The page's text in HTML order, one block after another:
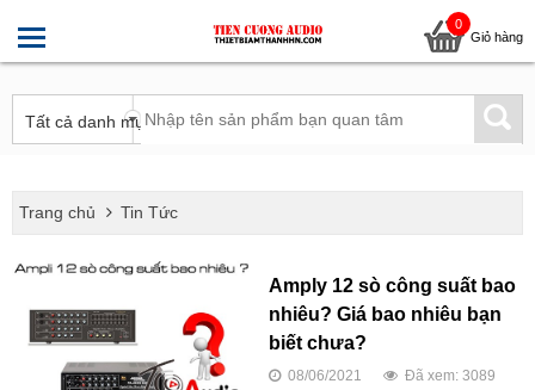
0
Giỏ hàng
Trang chủ Tin Tức
Amply 12 sò công suất bao
nhiêu? Giá bao nhiêu bạn
biết chưa?
08/06/2021 Đã xem: 3089